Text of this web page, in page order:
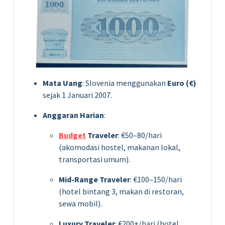
Mata Uang: Slovenia menggunakan Euro (€)
sejak 1 Januari 2007.
Anggaran Harian:
Budget Traveler: €50–80/hari
(akomodasi hostel, makanan lokal,
transportasi umum).
Mid-Range Traveler: €100–150/hari
(hotel bintang 3, makan di restoran,
sewa mobil).